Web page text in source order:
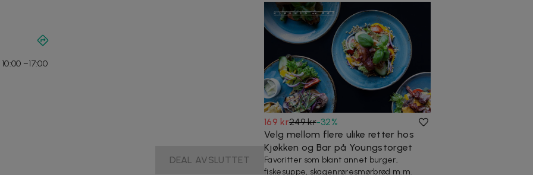
–17:00
DEAL AVSLUTTET
169 kr249 kr-32%
Velg mellom flere ulike retter hos
Kjøkken og Bar på Youngstorget
Favoritter som blant annet burger,
fiskesuppe, skagenrøresmørbrød m.m.